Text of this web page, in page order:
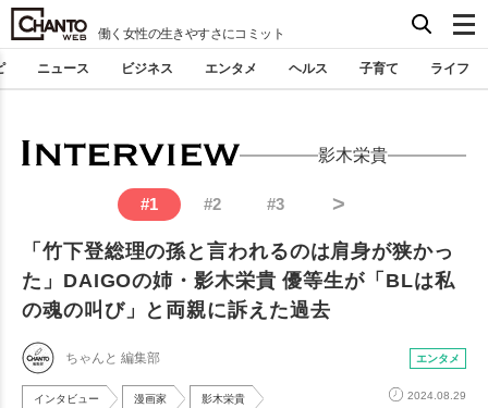
働く女性の生きやすさにコミット
ニュース ビジネス エンタメ ヘルス 子育て ライフ
影木栄貴
#1 #2 #3 >
「竹下登総理の孫と言われるのは肩身が狭かっ
た」DAIGOの姉・影木栄貴 優等生が「BLは私
の魂の叫び」と両親に訴えた過去
ちゃんと 編集部 エンタメ
インタビュー 漫画家 影木栄貴 2024.08.29